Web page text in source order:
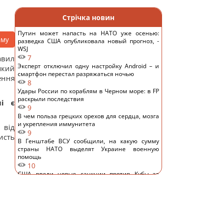
є
Стрічка новин
Путин может напасть на НАТО уже осенью:
разведка США опубликовала новый прогноз, -
WSJ
7
Эксперт отключил одну настройку Android – и
смартфон перестал разряжаться ночью
8
Удары России по кораблям в Черном море: в FP
раскрыли последствия
9
В чем польза грецких орехов для сердца, мозга
и укрепления иммунитета
9
В Генштабе ВСУ сообщили, на какую сумму
страны НАТО выделят Украине военную
помощь
10
США ввели новые санкции против Кубы за